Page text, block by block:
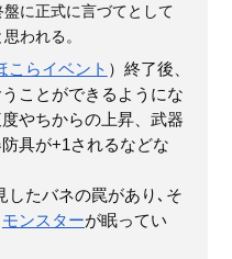
盤に正式に言づてとして
われる。
こらイベント ）終了後、
ことができるようにな
やちからの上昇、武器
具が+1されるなどな
したバネの罠があり､そ
モンスターが眠ってい